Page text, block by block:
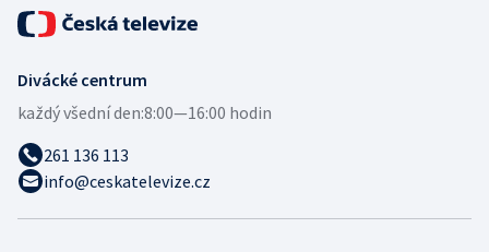
Divácké centrum
každý všední den:8:00—16:00 hodin
261 136 113
info@ceskatelevize.cz